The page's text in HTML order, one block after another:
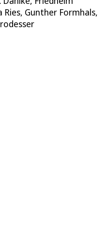
Gunther Formhals,